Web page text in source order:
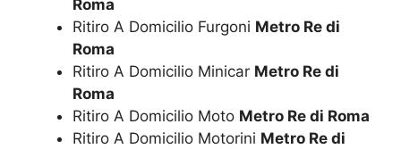
Roma
Ritiro A Domicilio Furgoni Metro Re di
Roma
Ritiro A Domicilio Minicar Metro Re di
Roma
Ritiro A Domicilio Moto Metro Re di Roma
Ritiro A Domicilio Motorini Metro Re di